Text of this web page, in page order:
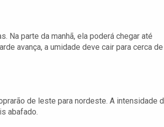
Na parte da manhã, ela poderá chegar até
avança, a umidade deve cair para cerca de
de leste para nordeste. A intensidade
abafado.